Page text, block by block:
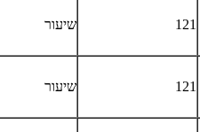
121 שיעור
121 שיעור